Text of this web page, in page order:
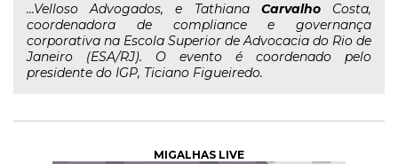
...Velloso Advogados, e Tathiana CarvalhoCosta,
coordenadora de compliance e governança
corporativa na Escola Superior de Advocacia do Rio de
Janeiro (ESA/RJ). O evento é coordenado pelo
presidente do IGP, Ticiano Figueiredo.
MIGALHAS LIVE